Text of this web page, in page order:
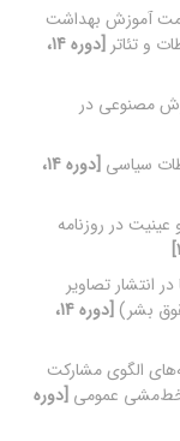
خدمت آموزش بهداشت
و تئاتر
[دوره 14،
مصنوعی در
سیاسی
[دوره 14،
عینیت در روزنامه
انتشار تصاویر
بشر)
[دوره 14،
الگوی مشارکت
خط‌مشی عمومی [دوره